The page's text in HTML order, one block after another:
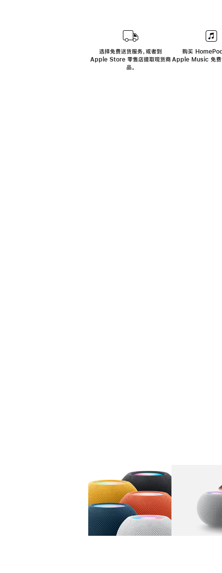
选择免费送货服务，或者到
Apple Store 零售店提取现货商
品。
购买
Apple Music 免费
图库 图像 1